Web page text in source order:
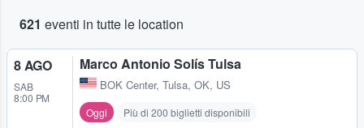
621 eventi in tutte le location
8 AGO
SAB
8:00 PM
Marco Antonio Solís Tulsa
BOK Center, Tulsa, OK, US
Oggi Più di 200 biglietti disponibili